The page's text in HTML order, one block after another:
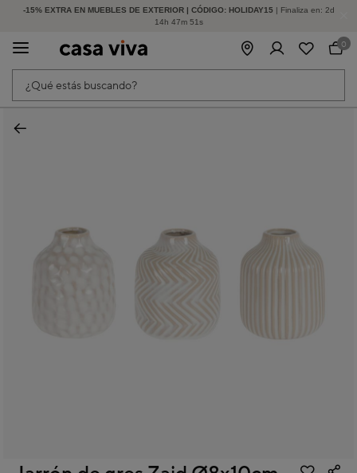
-15% EXTRA EN MUEBLES DE EXTERIOR | CÓDIGO: HOLIDAY15 | Finaliza en: 2d
14h 47m 50s
HASTA -60% DE DESCUENTO | SEGUNDAS REBAJAS
¿Qué estás buscando?
0